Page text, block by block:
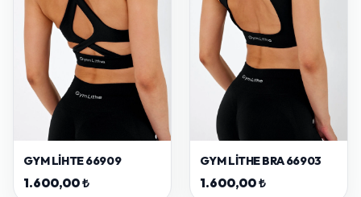
GYM LIHTE 66909
1.600,00 ₺
GYM LITHE BRA 66903
1.600,00 ₺